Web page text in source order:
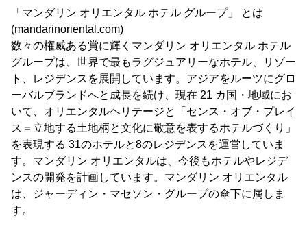
「マンダリン オリエンタル ホテル グループ」 とは
(mandarinoriental.com)
数々の権威ある賞に輝くマンダリン オリエンタル ホテル
グループは、世界で最もラグジュアリーなホテル、リゾー
ト、レジデンスを展開しています。アジアをルーツにグロ
ーバルブランドへと成長を続け、現在 21 カ国・地域にお
いて、オリエンタルヘリテージと「センス・オブ・プレイ
ス＝立地する土地柄と文化に敬意を表するホテルづくり」
を表現する 31のホテルと8のレジデンスを運営していま
す。マンダリン オリエンタルは、今後もホテルやレジデ
ンスの開発を計画しています。マンダリン オリエンタル
は、ジャーディン・マセソン・グループの傘下に属しま
す。